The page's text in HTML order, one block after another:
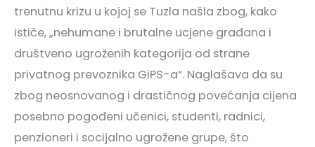
trenutnu krizu u kojoj se Tuzla našla zbog, kako
ističe, „nehumane i brutalne ucjene građana i
društveno ugroženih kategorija od strane
privatnog prevoznika GiPS-a“. Naglašava da su
zbog neosnovanog i drastičnog povećanja cijena
posebno pogođeni učenici, studenti, radnici,
penzioneri i socijalno ugrožene grupe, što